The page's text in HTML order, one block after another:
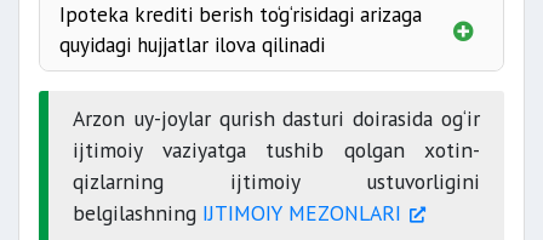
Ipoteka krediti berish to‘g‘risidagi arizaga
quyidagi hujjatlar ilova qilinadi
Arzon uy-joylar qurish dasturi doirasida og‘ir
ijtimoiy vaziyatga tushib qolgan xotin-
qizlarning ijtimoiy ustuvorligini
belgilashning IJTIMOIY MEZONLARI